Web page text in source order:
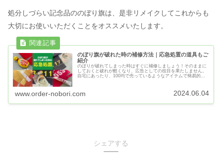
処分しづらい記念品ののぼり旗は、是非リメイクしてこれからも
大切にお使いいただくことをオススメいたします。
のぼり旗が破れた時の補修方法｜応急処置の道具もご
紹介
のぼりが破れてしまった時はすぐに補修しましょう！そのままに
しておくと破れが酷くなり、広告としての役目を果たしません。
自宅にあったり、100均で売っているようなアイテムで簡易的に
www.order-nobori.com 2024.06.04
シェアする